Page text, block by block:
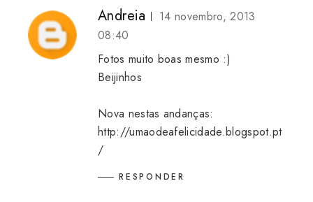
Andreia
14 novembro, 2013
08:40
Fotos muito boas mesmo :)
Beijinhos
Nova nestas andanças:
http://umaodeafelicidade.blogspot.pt
/
RESPONDER